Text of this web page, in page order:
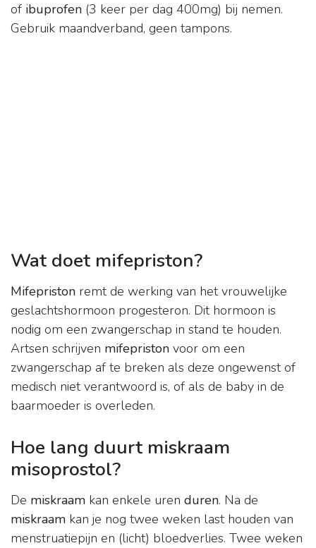
of ibuprofen (3 keer per dag 400mg) bij nemen.
Gebruik maandverband, geen tampons.
Wat doet mifepriston?
Mifepriston remt de werking van het vrouwelijke
geslachtshormoon progesteron. Dit hormoon is
nodig om een zwangerschap in stand te houden.
Artsen schrijven mifepriston voor om een
zwangerschap af te breken als deze ongewenst of
medisch niet verantwoord is, of als de baby in de
baarmoeder is overleden.
Hoe lang duurt miskraam
misoprostol?
De miskraam kan enkele uren duren. Na de
miskraam kan je nog twee weken last houden van
menstruatiepijn en (licht) bloedverlies. Twee weken